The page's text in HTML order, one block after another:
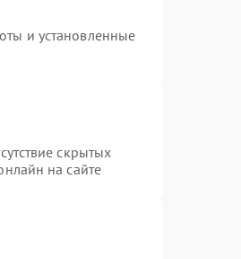
и установленные
скрытых
на сайте